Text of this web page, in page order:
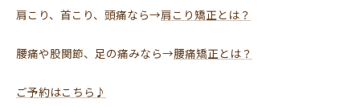
肩こり、首こり、頭痛なら→肩こり矯正とは？
腰痛や股関節、足の痛みなら→腰痛矯正とは？
ご予約はこちら♪